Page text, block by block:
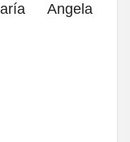
Angela